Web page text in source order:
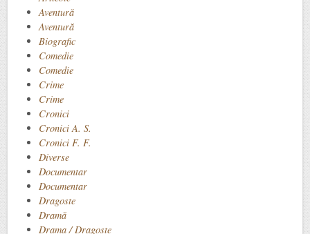
Aventură
Aventură
Biografic
Comedie
Comedie
Crime
Crime
Cronici
Cronici A. S.
Cronici F. F.
Diverse
Documentar
Documentar
Dragoste
Dramă
Drama / Dragoste